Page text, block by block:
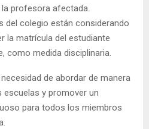
profesora afectada.
del colegio están considerando
la matrícula del estudiante
como medida disciplinaria.
de abordar de manera
escuelas y promover un
para todos los miembros